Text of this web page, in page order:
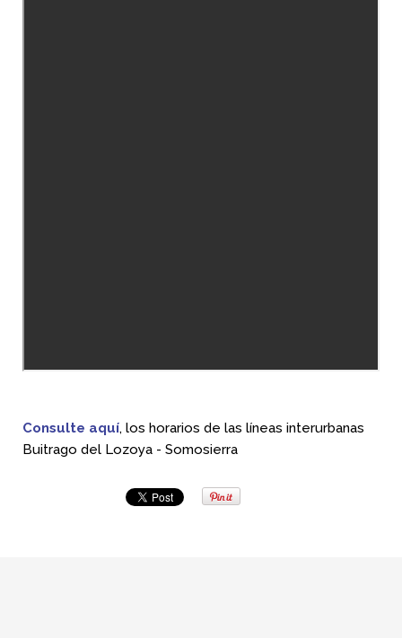
Consulte aquí, los horarios de las líneas interurbanas
Buitrago del Lozoya - Somosierra